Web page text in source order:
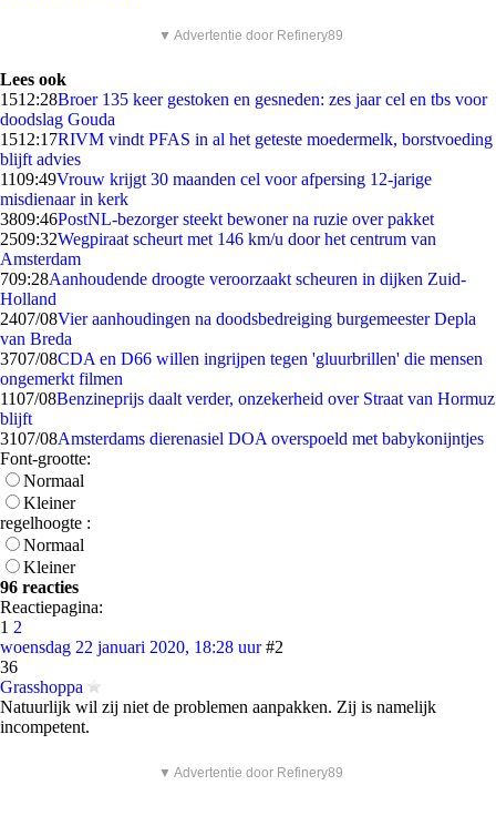
▼ Advertentie door Refinery89
Lees ook
1512:28Broer 135 keer gestoken en gesneden: zes jaar cel en tbs voor
doodslag Gouda
1512:17RIVM vindt PFAS in al het geteste moedermelk, borstvoeding
blijft advies
1109:49Vrouw krijgt 30 maanden cel voor afpersing 12-jarige
misdienaar in kerk
3809:46PostNL-bezorger steekt bewoner na ruzie over pakket
2509:32Wegpiraat scheurt met 146 km/u door het centrum van
Amsterdam
709:28Aanhoudende droogte veroorzaakt scheuren in dijken Zuid-
Holland
2407/08Vier aanhoudingen na doodsbedreiging burgemeester Depla
van Breda
3707/08CDA en D66 willen ingrijpen tegen 'gluurbrillen' die mensen
ongemerkt filmen
1107/08Benzineprijs daalt verder, onzekerheid over Straat van Hormuz
blijft
3107/08Amsterdams dierenasiel DOA overspoeld met babykonijntjes
Font-grootte:
Normaal
Kleiner
regelhoogte :
Normaal
Kleiner
96 reacties
Reactiepagina:
1 2
woensdag 22 januari 2020, 18:28 uur #2
36
Grasshoppa
Natuurlijk wil zij niet de problemen aanpakken. Zij is namelijk
incompetent.
▼ Advertentie door Refinery89